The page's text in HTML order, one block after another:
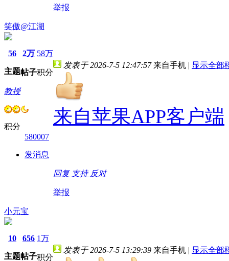
举报
笑傲@江湖
56
主题
2万
帖子
58万
积分
教授
积分
580007
发消息
发表于 2026-7-5 12:47:57 来自手机 | 显示全部
来自苹果APP客户端
回复 支持 反对
举报
小元宝
10
主题
656
帖子
1万
积分
发表于 2026-7-5 13:29:39 来自手机 | 显示全部